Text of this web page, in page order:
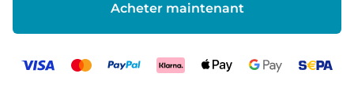
Acheter maintenant